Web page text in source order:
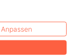
Anpassen